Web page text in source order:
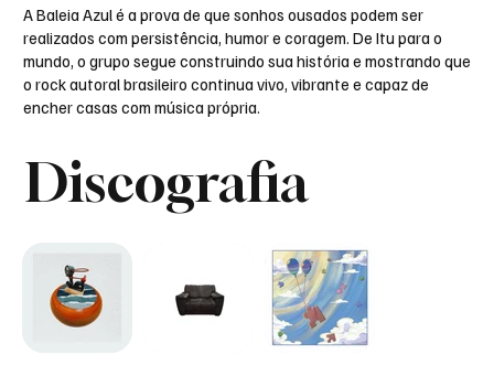
A Baleia Azul é a prova de que sonhos ousados podem ser
realizados com persistência, humor e coragem. De Itu para o
mundo, o grupo segue construindo sua história e mostrando que
o rock autoral brasileiro continua vivo, vibrante e capaz de
encher casas com música própria.
Discografia